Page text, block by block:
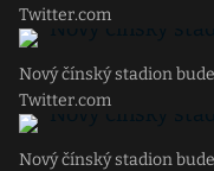
Twitter.com
Nový čínský stadion
Twitter.com
Nový čínský stadion